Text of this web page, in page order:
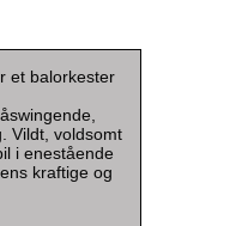
et balorkester
Vildt, voldsomt
i enestående
kraftige og